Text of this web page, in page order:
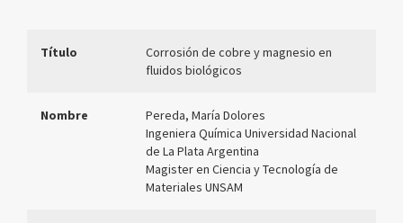
Título
Corrosión de cobre y magnesio en
fluidos biológicos
Nombre
Pereda, María Dolores
Ingeniera Química Universidad Nacional
de La Plata Argentina
Magister en Ciencia y Tecnología de
Materiales UNSAM